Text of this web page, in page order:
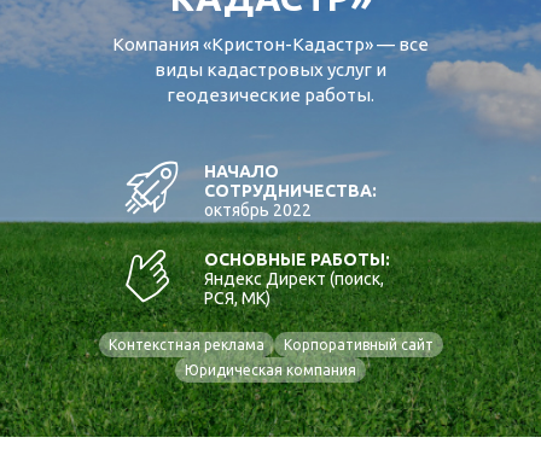
Компания «Кристон-Кадастр» — все
виды кадастровых услуг и
геодезические работы.
НАЧАЛО
СОТРУДНИЧЕСТВА:
октябрь 2022
ОСНОВНЫЕ РАБОТЫ:
Яндекс Директ (поиск,
РСЯ, МК)
Контекстная реклама
Корпоративный сайт
Юридическая компания